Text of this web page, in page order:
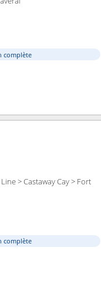
complète
> Castaway Cay > Fort
complète